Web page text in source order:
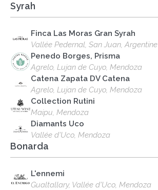
Syrah
Finca Las Moras Gran Syrah
Vallée Pedernal, San Juan, Argentine
Penedo Borges, Prisma
Agrelo, Lujan de Cuyo, Mendoza
Catena Zapata DV Catena
Agrelo, Lujan de Cuyo, Mendoza
Collection Rutini
Maipu, Mendoza
Diamants Uco
Vallée d'Uco, Mendoza
Bonarda
L'ennemi
Gualtallary, Vallée d'Uco, Mendoza